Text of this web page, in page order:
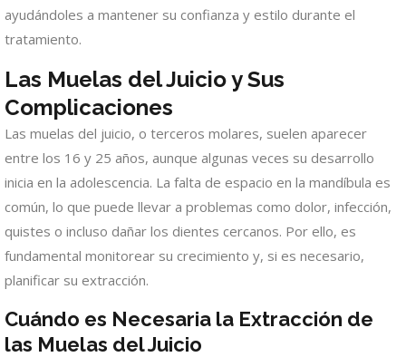
ayudándoles a mantener su confianza y estilo durante el
tratamiento.
Las Muelas del Juicio y Sus
Complicaciones
Las muelas del juicio, o terceros molares, suelen aparecer
entre los 16 y 25 años, aunque algunas veces su desarrollo
inicia en la adolescencia. La falta de espacio en la mandíbula es
común, lo que puede llevar a problemas como dolor, infección,
quistes o incluso dañar los dientes cercanos. Por ello, es
fundamental monitorear su crecimiento y, si es necesario,
planificar su extracción.
Cuándo es Necesaria la Extracción de
las Muelas del Juicio